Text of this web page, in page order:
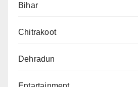
Bihar
Chitrakoot
Dehradun